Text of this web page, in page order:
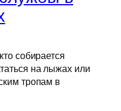
собирается
на лыжах или
тропам в